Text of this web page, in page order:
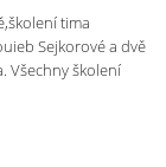
umožňuje.
tima
Sejkorové a dvě
Všechny školení